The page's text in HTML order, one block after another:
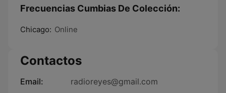
Frecuencias Cumbias De Colección:
Chicago: Online
Contactos
Email: radioreyes@gmail.com